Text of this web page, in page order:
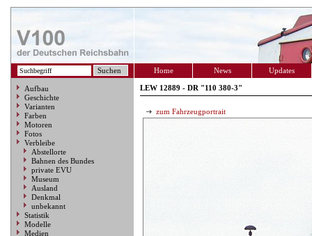
Home News Updates
Aufbau
Geschichte
Varianten
Farben
Motoren
Fotos
Verbleibe
Abstellorte
Bahnen des Bundes
private EVU
Museum
Ausland
Denkmal
unbekannt
Statistik
Modelle
Medien
LEW 12889 - DR "110 380-3"
zum Fahrzeugportrait